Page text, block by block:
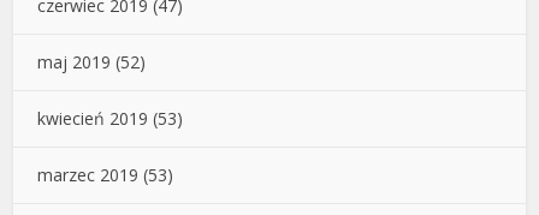
czerwiec 2019 (47)
maj 2019 (52)
kwiecień 2019 (53)
marzec 2019 (53)